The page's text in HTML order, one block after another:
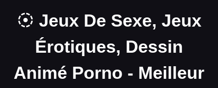
Jeux De Sexe, Jeux
Érotiques, Dessin
Animé Porno - Meilleur